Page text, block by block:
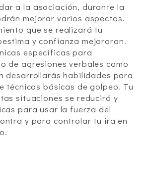
a la asociación, durante la
mejorar varios aspectos.
que se realizará tu
y confianza mejoraran.
específicas para
de agresiones verbales como
desarrollarás habilidades para
técnicas básicas de golpeo. Tu
situaciones se reducirá y
para usar la fuerza del
y para controlar tu ira en